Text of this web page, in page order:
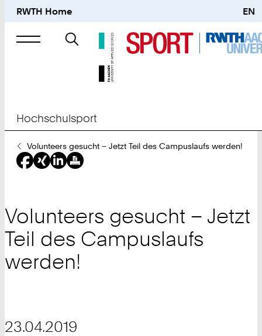
RWTH Home EN
Suche
nach
Hochschulsport
Sie
sind
hier:
Volunteers gesucht – Jetzt Teil des Campuslaufs werden!
Volunteers gesucht – Jetzt
Teil des Campuslaufs
werden!
23.04.2019